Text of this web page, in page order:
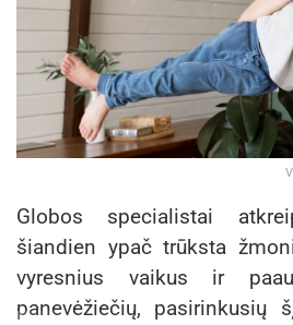
Globos specialistai
šiandien ypač trūksta
vyresnius vaikus ir
panevėžiečių, pasirinkusių